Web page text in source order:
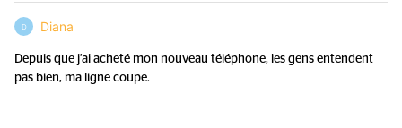
D Diana
Depuis que j’ai acheté mon nouveau téléphone, les gens entendent
pas bien, ma ligne coupe.